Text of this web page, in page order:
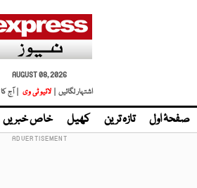
AUGUST 08, 2026
اشتہار لگائیں |
لائیو ٹی وی | آج
صفحۂ اول تازہ ترین کھیل خاص خبریں